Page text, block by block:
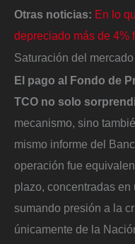
Otras noticias: En lo
depreciado más de 4%
Saturación del mercado
El pago al Fondo de
TCO no solo
mecanismo, sino
mismo informe del
operación fue
plazo, concentradas
sumando presión a la
únicamente de la